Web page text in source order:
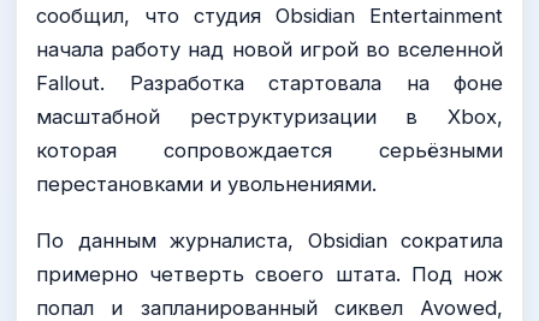
сообщил, что студия Obsidian Entertainment
начала работу над новой игрой во вселенной
Fallout. Разработка стартовала на фоне
масштабной реструктуризации в Xbox,
которая сопровождается серьёзными
перестановками и увольнениями.
По данным журналиста, Obsidian сократила
примерно четверть своего штата. Под нож
попал и запланированный сиквел Avowed,